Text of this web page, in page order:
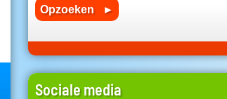
Sociale media